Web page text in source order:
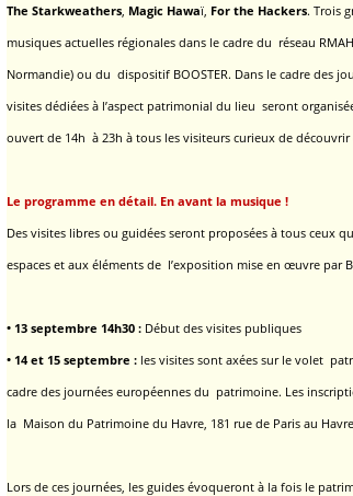
The Starkweathers, Magic Hawaï, For the Hackers. Trois
musiques actuelles régionales dans le cadre du réseau
Normandie) ou du dispositif BOOSTER. Dans le cadre des
visites dédiées à l’aspect patrimonial du lieu seront
ouvert de 14h à 23h à tous les visiteurs curieux de découvrir
Le programme en détail. En avant la musique !
Des visites libres ou guidées seront proposées à tous ceux
espaces et aux éléments de l’exposition mise en œuvre par
• 13 septembre 14h30 : Début des visites publiques
• 14 et 15 septembre : les visites sont axées sur le volet
cadre des journées européennes du patrimoine. Les
la Maison du Patrimoine du Havre, 181 rue de Paris au
Lors de ces journées, les guides évoqueront à la fois le